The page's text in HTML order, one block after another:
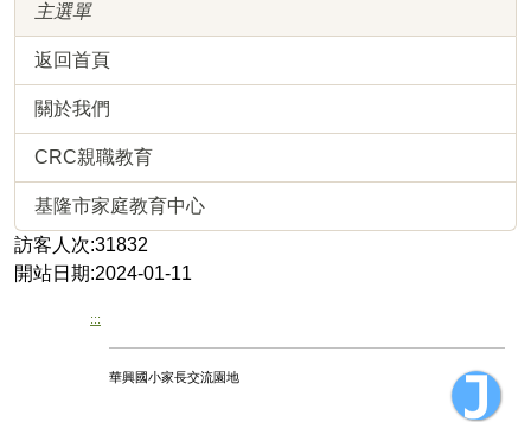
主選單
返回首頁
關於我們
CRC親職教育
基隆市家庭教育中心
訪客人次:31832
開站日期:2024-01-11
:::
華興國小家長交流園地